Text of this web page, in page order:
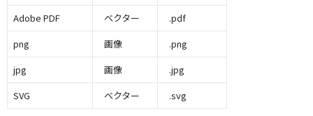
Adobe PDF
ベクター
.pdf
png
画像
.png
jpg
画像
.jpg
SVG
ベクター .svg